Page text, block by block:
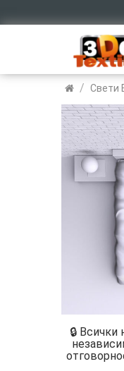
/ Свети
🔒